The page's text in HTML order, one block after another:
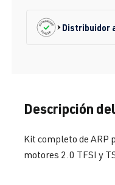
Distribuidor
Descripción
Kit completo de ARP
motores 2.0 TFSI y